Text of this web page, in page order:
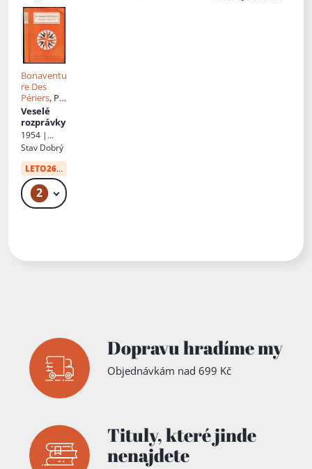
Bonaventu
re Des
Périers, Př.
Radovan
Krátký
Veselé
rozprávky
1954 |
Státní
nakladatels
tví krásné
literatury,
hudby a
umění
Stav Dobrý
LETO26od:
2 49 Kč
Dopravu hradíme my
Objednávkám nad 699 Kč
Tituly,které jinde
nenajdete